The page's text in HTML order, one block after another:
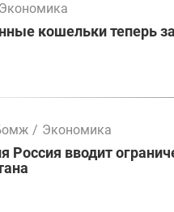
Экономика
кошельки теперь
/ Экономика
Россия вводит